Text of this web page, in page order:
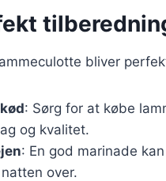
bliver
: Sørg for at købe
og kvalitet.
: En god marinade
over.